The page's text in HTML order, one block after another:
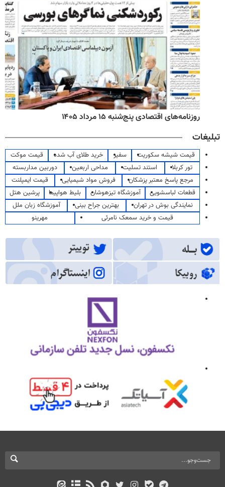
روزنامه‌های اقتصادی پنج‌شنبه ۱۵ مرداد ۱۴۰۵
تبلیغات
قیمت شیشه سکوریت سفیر خرید طلای آب شده
قیمت موکت
تور کربلا
استند تسلیت مداحی اربعین
دوربین مداربسته
مرجع پاسخ معتبر پزشکان
فروش مواد شیمیایی
قیمت ایمپلنت
قطعات لباسشویی
آموزشگاه تیزهوشان بلیط هواپیما
پرشین هتل
نمایندگی بوش در تهران
بهترین جراح بینی
آموزشگاه زبان ملل
قیمت و خرید سمعک نامرئی
مهرینو